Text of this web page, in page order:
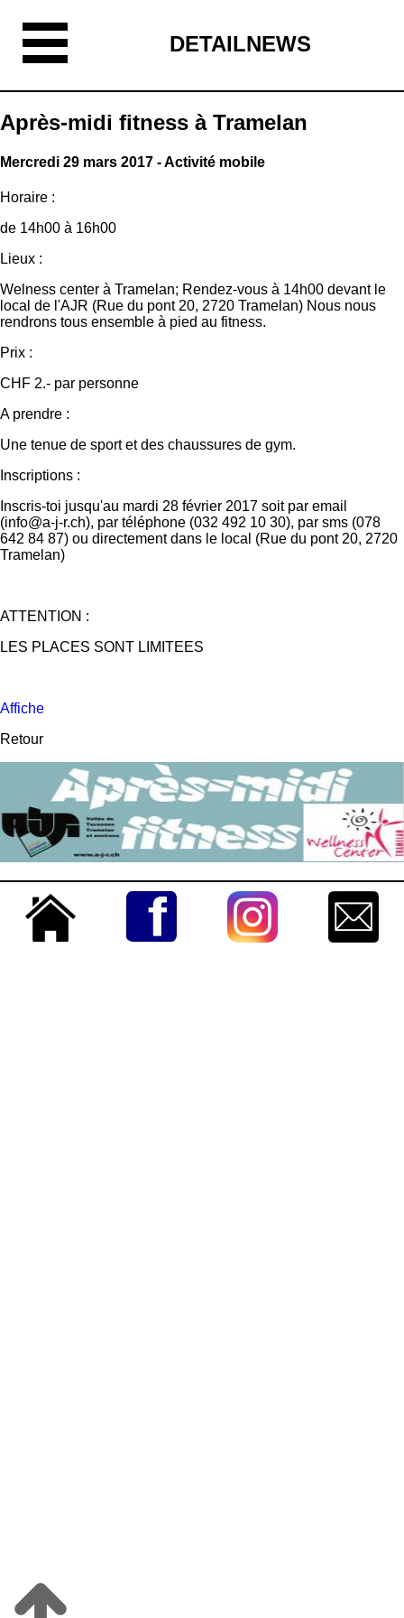
DETAILNEWS
Après-midi fitness à Tramelan
Mercredi 29 mars 2017 - Activité mobile
Horaire :
de 14h00 à 16h00
Lieux :
Welness center à Tramelan; Rendez-vous à 14h00 devant le
local de l'AJR (Rue du pont 20, 2720 Tramelan) Nous nous
rendrons tous ensemble à pied au fitness.
Prix :
CHF 2.- par personne
A prendre :
Une tenue de sport et des chaussures de gym.
Inscriptions :
Inscris-toi jusqu'au mardi 28 février 2017 soit par email
(info@a-j-r.ch), par téléphone (032 492 10 30), par sms (078
642 84 87) ou directement dans le local (Rue du pont 20, 2720
Tramelan)
ATTENTION :
LES PLACES SONT LIMITEES
Affiche
Retour